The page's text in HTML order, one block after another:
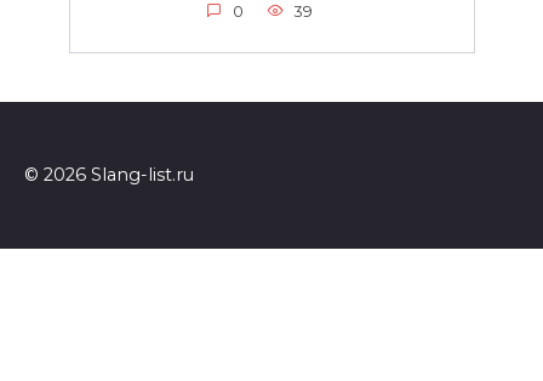
0 39
© 2026 Slang-list.ru